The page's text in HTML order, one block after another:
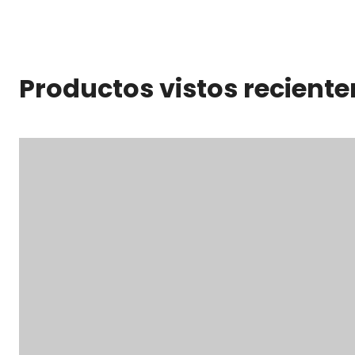
Productos vistos